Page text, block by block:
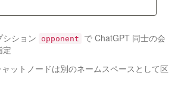
ション opponent
で ChatGPT 同士の会
定
ットノードは別のネームスペースとして区